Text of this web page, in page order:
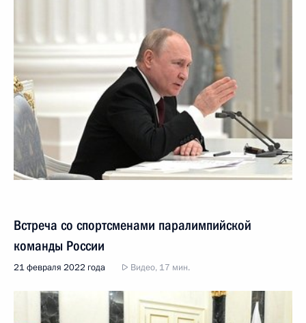
Встреча со спортсменами паралимпийской
команды России
21 февраля 2022 года Видео, 17 мин.